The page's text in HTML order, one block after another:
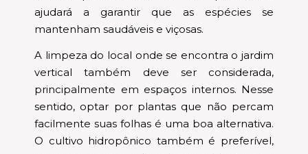
ajudará a garantir que as espécies se
mantenham saudáveis e viçosas.
A limpeza do local onde se encontra o jardim
vertical também deve ser considerada,
principalmente em espaços internos. Nesse
sentido, optar por plantas que não percam
facilmente suas folhas é uma boa alternativa.
O cultivo hidropônico também é preferível,